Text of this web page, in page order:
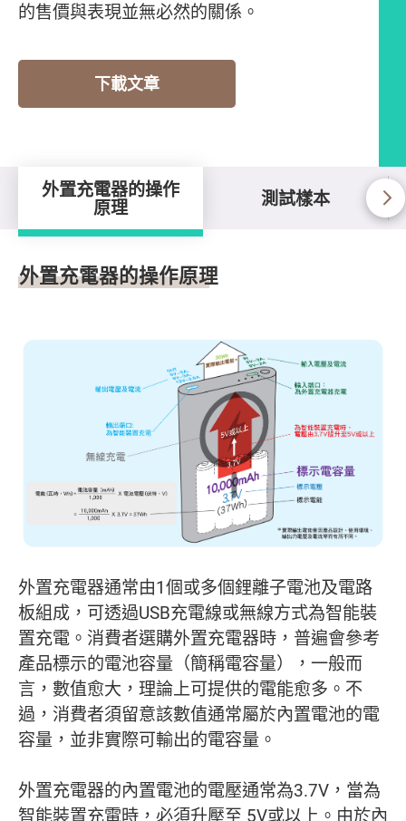
的售價與表現並無必然的關係。
下載文章
外置充電器的操作
原理 測試樣本
外置充電器的操作原理
外置充電器的操作原理
外置充電器通常由1個或多個鋰離子電池及電路
板組成，可透過USB充電線或無線方式為智能裝
置充電。消費者選購外置充電器時，普遍會參考
產品標示的電池容量（簡稱電容量），一般而
言，數值愈大，理論上可提供的電能愈多。不
過，消費者須留意該數值通常屬於內置電池的電
容量，並非實際可輸出的電容量。
外置充電器的內置電池的電壓通常為3.7V，當為
智能裝置充電時，必須升壓至 5V或以上。由於內